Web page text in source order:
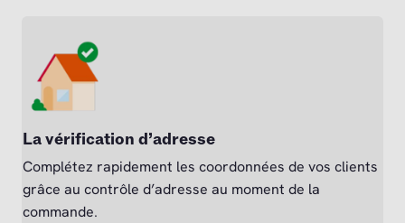
La vérification d’adresse
Complétez rapidement les coordonnées de vos clients
grâce au contrôle d’adresse au moment de la
commande.